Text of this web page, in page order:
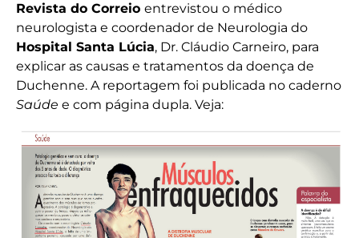
Revista do Correio entrevistou o médico
neurologista e coordenador de Neurologia do
Hospital Santa Lúcia, Dr. Cláudio Carneiro, para
explicar as causas e tratamentos da doença de
Duchenne. A reportagem foi publicada no caderno
Saúde e com página dupla. Veja: